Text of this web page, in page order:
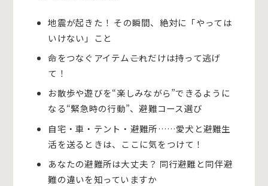
地震が起きた！ その瞬間、絶対に「やっては
いけない」こと
命をつなぐアイテム――これだけは持って逃げ
て！
お散歩や遊びを“楽しみながら”できるように
なる“緊急時の行動”、避難コース選び
自宅・車・テント・避難所……愛犬と避難生
活を送るときは、ここに気をつけて！
あなたの避難所は大丈夫？ 同行避難と同伴避
難の違いを知っていますか